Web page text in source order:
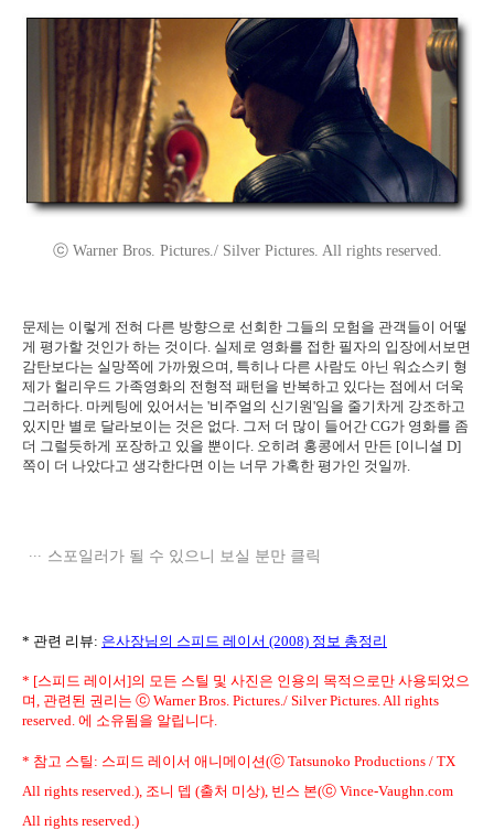
ⓒ Warner Bros. Pictures./ Silver Pictures. All rights reserved.
문제는 이렇게 전혀 다른 방향으로 선회한 그들의 모험을 관객들이 어떻
게 평가할 것인가 하는 것이다. 실제로 영화를 접한 필자의 입장에서보면
감탄보다는 실망쪽에 가까웠으며, 특히나 다른 사람도 아닌 워쇼스키 형
제가 헐리우드 가족영화의 전형적 패턴을 반복하고 있다는 점에서 더욱
그러하다. 마케팅에 있어서는 '비주얼의 신기원'임을 줄기차게 강조하고
있지만 별로 달라보이는 것은 없다. 그저 더 많이 들어간 CG가 영화를 좀
더 그럴듯하게 포장하고 있을 뿐이다. 오히려 홍콩에서 만든 [이니셜 D]
쪽이 더 나았다고 생각한다면 이는 너무 가혹한 평가인 것일까.
스포일러가 될 수 있으니 보실 분만 클릭
* 관련 리뷰: 은사장님의 스피드 레이서 (2008) 정보 총정리
* [스피드 레이서]의 모든 스틸 및 사진은 인용의 목적으로만 사용되었으
며, 관련된 권리는 ⓒ Warner Bros. Pictures./ Silver Pictures. All rights
reserved. 에 소유됨을 알립니다.
* 참고 스틸: 스피드 레이서 애니메이션(ⓒ Tatsunoko Productions / TX
All rights reserved.), 조니 뎁 (출처 미상), 빈스 본(ⓒ Vince-Vaughn.com
All rights reserved.)